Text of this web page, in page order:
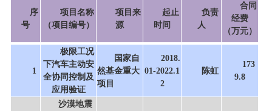
序
号
项目名称
（项目编号）
项目来
源
起止
时间
负责
人
合同
经费
（万元）
1
极限工况
下汽车主动安
全协同控制及
应用验证
国家自
然基金重大
项目
2018.
01-2022.1
2
陈虹
173
9.8
沙漠地震